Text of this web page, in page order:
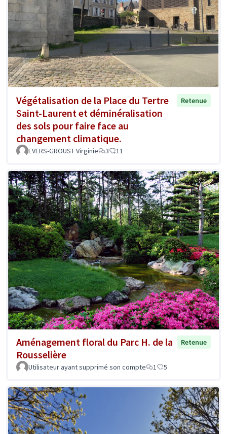
Végétalisation de la Place du Tertre
Saint-Laurent et déminéralisation
des sols pour faire face au
changement climatique.
Retenue
EVERS-GROUST Virginie 3 11
Aménagement floral du Parc H. de la
Rousselière
Retenue
Utilisateur ayant supprimé son compte 1 5